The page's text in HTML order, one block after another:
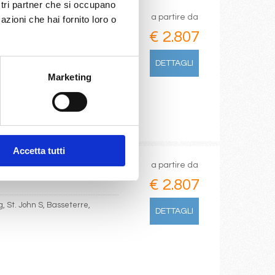
partner che si occupano
che hai fornito loro o
Marketing
Accetta tutti
France, Pointe-à-pitre,
a partire da
€ 2.807
DETTAGLI
St. John S, Basseterre,
a partire da
€ 2.807
DETTAGLI